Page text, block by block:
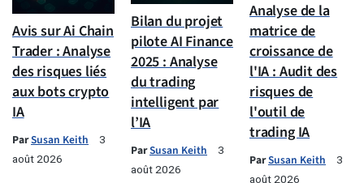
Avis sur Ai Chain
Trader : Analyse
des risques liés
aux bots crypto
IA
ParSusan Keith
3
août 2026
Bilan du projet
pilote AI Finance
2025 : Analyse
du trading
intelligent par
l’IA
ParSusan Keith
3
août 2026
Analyse de la
matrice de
croissance de
l'IA : Audit des
risques de
l'outil de
trading IA
ParSusan Keith
3
août 2026